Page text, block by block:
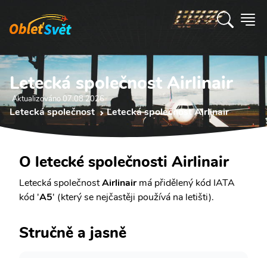
Letecká společnost Airlinair
Aktualizováno 07.08 2026
Letecká společnost Letecká společnost Airlinair
O letecké společnosti Airlinair
Letecká společnostAirlinairmá přidělený kód IATA
kód 'A5' (který se nejčastěji používá na letišti).
Stručně a jasně